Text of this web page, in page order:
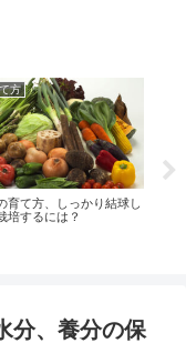
方
育て方、しっかり結球し
培するには？
分、養分の保